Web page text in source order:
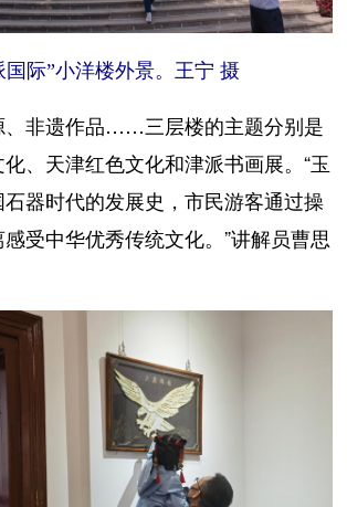
国际”小洋楼外景。王宁 摄
非遗作品……三层楼的主题分别是
、天津红色文化和津派书画展。“玉
器时代的发展史，市民游客通过操
受中华优秀传统文化。”讲解员曹思